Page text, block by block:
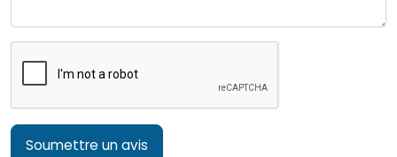
Soumettre un avis